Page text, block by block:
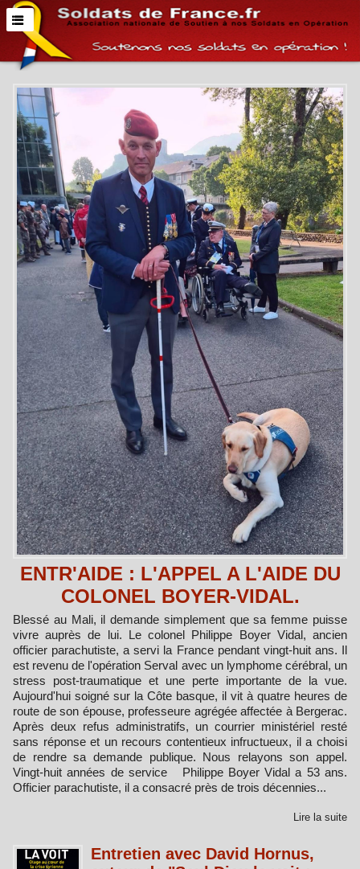
ENTR'AIDE : L'APPEL A L'AIDE DU
COLONEL BOYER-VIDAL.
Blessé au Mali, il demande simplement que sa femme puisse
vivre auprès de lui. Le colonel Philippe Boyer Vidal, ancien
officier parachutiste, a servi la France pendant vingt-huit ans. Il
est revenu de l'opération Serval avec un lymphome cérébral, un
stress post-traumatique et une perte importante de la vue.
Aujourd'hui soigné sur la Côte basque, il vit à quatre heures de
route de son épouse, professeure agrégée affectée à Bergerac.
Après deux refus administratifs, un courrier ministériel resté
sans réponse et un recours contentieux infructueux, il a choisi
de rendre sa demande publique. Nous relayons son appel.
Vingt-huit années de service Philippe Boyer Vidal a 53 ans.
Officier parachutiste, il a consacré près de trois décennies...
Lire la suite
Entretien avec David Hornus,